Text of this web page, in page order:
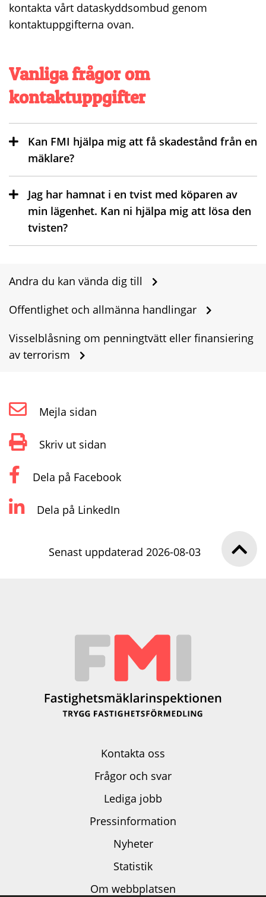
Andra du kan vända dig till
Offentlighet och allmänna handlingar
Visselblåsning om penningtvätt eller finansiering
av terrorism
kontakta vårt dataskyddsombud genom
kontaktuppgifterna ovan.
Vanliga frågor om
kontaktuppgifter
Kan FMI hjälpa mig att få skadestånd från en
mäklare?
Jag har hamnat i en tvist med köparen av
min lägenhet. Kan ni hjälpa mig att lösa den
tvisten?
Mejla sidan
Skriv ut sidan
Dela på Facebook
Dela på LinkedIn
Senast uppdaterad 2026-08-03
Kontakta oss
Frågor och svar
Lediga jobb
Pressinformation
Nyheter
Statistik
Om webbplatsen